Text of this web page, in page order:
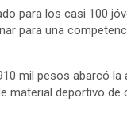
para los casi 100
para una
mil pesos abarcó
material deportivo de